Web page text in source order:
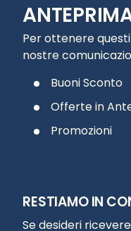
Per ottenere
nostre
Buoni Sconto
Offerte in
Promozioni
RESTIAMO IN
Se desideri